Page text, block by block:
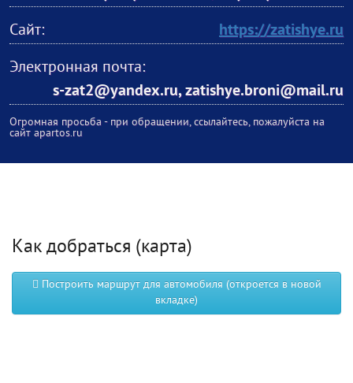
Сайт:
https://zatishye.ru
Электронная почта:
s-zat2@yandex.ru, zatishye.broni@mail.ru
Огромная просьба - при обращении, ссылайтесь, пожалуйста на
сайт apartos.ru
Как добраться (карта)
Построить маршрут для автомобиля (откроется в новой
вкладке)